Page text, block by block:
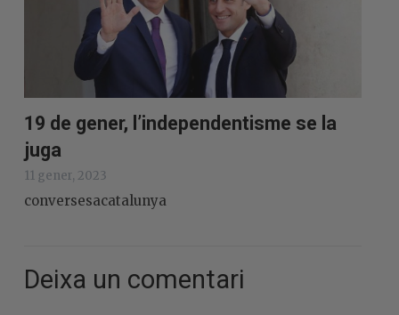
19 de gener, l’independentisme se la
juga
11 gener, 2023
conversesacatalunya
Deixa un comentari